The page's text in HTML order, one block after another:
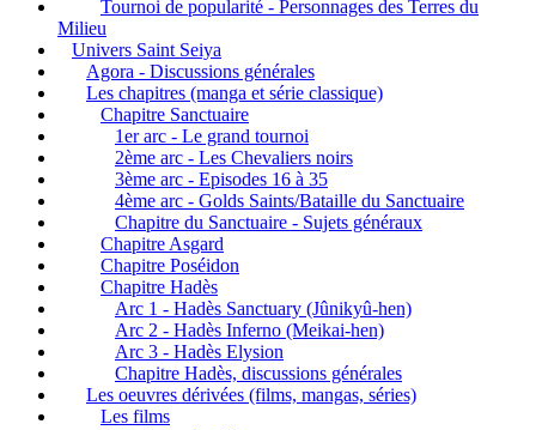
Tournoi de popularité - Personnages des Terres du
Milieu
Univers Saint Seiya
Agora - Discussions générales
Les chapitres (manga et série classique)
Chapitre Sanctuaire
1er arc - Le grand tournoi
2ème arc - Les Chevaliers noirs
3ème arc - Episodes 16 à 35
4ème arc - Golds Saints/Bataille du Sanctuaire
Chapitre du Sanctuaire - Sujets généraux
Chapitre Asgard
Chapitre Poséidon
Chapitre Hadès
Arc 1 - Hadès Sanctuary (Jûnikyû-hen)
Arc 2 - Hadès Inferno (Meikai-hen)
Arc 3 - Hadès Elysion
Chapitre Hadès, discussions générales
Les oeuvres dérivées (films, mangas, séries)
Les films